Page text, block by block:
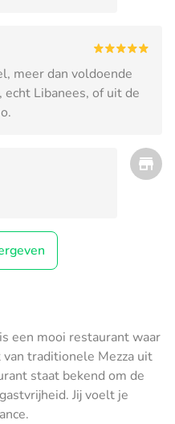
meer dan voldoende
echt Libanees, of uit de
een mooi restaurant waar
traditionele Mezza uit
staat bekend om de
Jij voelt je